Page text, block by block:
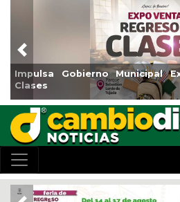
Regreso a
Reabrirá
Centro
Previous